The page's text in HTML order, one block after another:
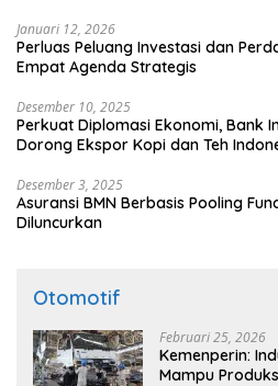
Januari 12, 2026
Perluas Peluang Investasi dan
Empat Agenda Strategis
Desember 10, 2025
Perkuat Diplomasi Ekonomi, Bank
Dorong Ekspor Kopi dan Teh
Desember 3, 2025
Asuransi BMN Berbasis Pooling
Diluncurkan
Otomotif
Februari 25, 2026
Kemenperin:
Mampu